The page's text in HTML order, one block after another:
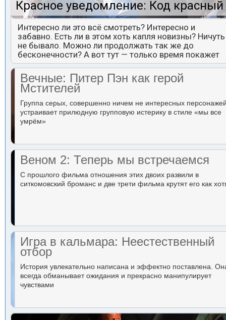
Красное уведомление: Код красный
Интересно ли это всё смотреть? Интересно и
забавно. Есть ли в этом хоть капля новизны? Ничуть
не бывало. Можно ли продолжать так же до
бесконечности? А вот тут — только время покажет
Вечные: Питер Пэн как герой
Мстителей
Группа серых, совершенно ничем не интересных
устраивает прилюдную групповую истерику в стиле «мы все
умрём»
Веном 2: Теперь мы встречаемся
С прошлого фильма отношения этих двоих развили в
ситкомовский броманс и две трети фильма крутят его как
Игра в кальмара: Неестественный
отбор
История увлекательно написана и эффектно поставлена.
всегда обманывает ожидания и прекрасно манипулирует
чувствами